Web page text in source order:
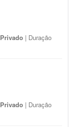
Privado | Duração
Privado | Duração